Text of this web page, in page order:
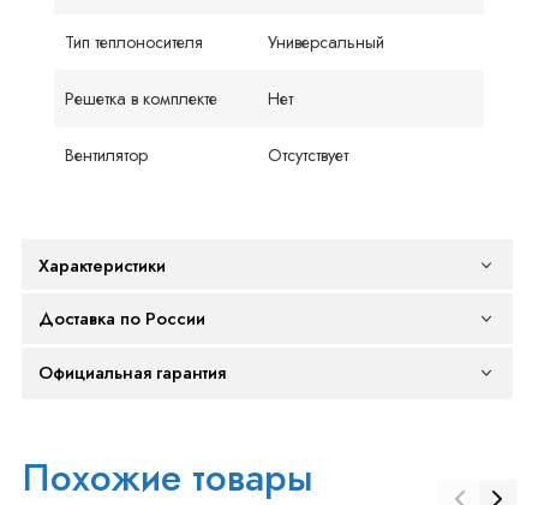
Тип теплоносителя Универсальный
Решетка в комплекте Нет
Вентилятор Отсутствует
Характеристики
Доставка по России
Официальная гарантия
Похожие товары